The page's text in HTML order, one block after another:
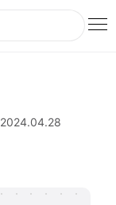
2024.04.28